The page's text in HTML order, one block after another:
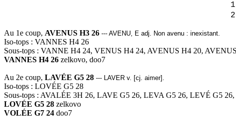
1.6937 lorca 0
2.6926 vendanges
Au 1e coup, AVENUS H3 26 --- AVENU, E adj. Non avenu : inexistant.
Iso-tops : VANNES H4 26
Sous-tops : VANNE H4 24, VENUS H4 24, AVENUS H4 20,
VANNES H4 26 zelkovo, doo7
Au 2e coup, LAVÉE G5 28 --- LAVER v. [cj. aimer].
Iso-tops : LOVÉE G5 28
Sous-tops : AVALÉE 3H 26, LAVE G5 26, LEVA G5 26, LEVÉ G5
LOVÉE G5 28 zelkovo
VOLÉE G7 24 doo7